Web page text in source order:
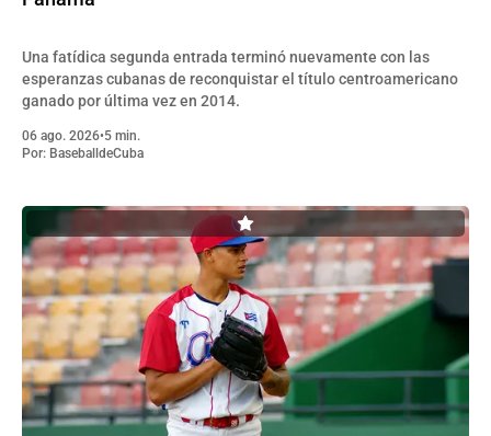
Una fatídica segunda entrada terminó nuevamente con las
esperanzas cubanas de reconquistar el título centroamericano
ganado por última vez en 2014.
06 ago. 2026•5 min.
Por: BaseballdeCuba